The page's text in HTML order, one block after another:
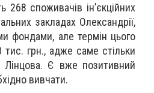
споживачів ін’єкційних
закладах Олександрії,
фондами, але термін цього
грн., адже саме стільки
Лінцова. Є вже позитивний
вивчати.